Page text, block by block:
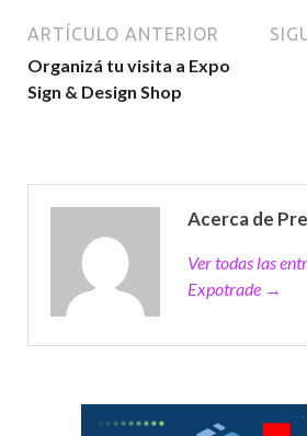
ARTÍCULO ANTERIOR
Organizá tu visita a Expo
Sign & Design Shop
Acerca de
Ver todas las
Expotrade →